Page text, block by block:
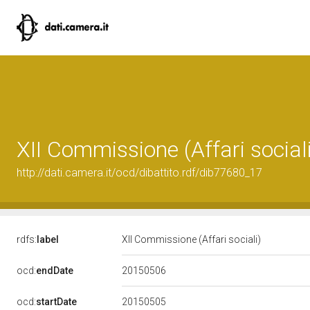
XII Commissione (Affari
http://dati.camera.it/ocd/dibattito.rdf/dib77680_17
rdfs: label XII Commissione (Affari sociali)
ocd:endDate 20150506
ocd:startDate 20150505